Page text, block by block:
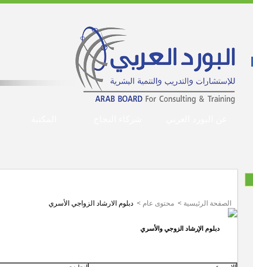
الصفحة الرئيسية > محتوى عام > دبلوم الارشاد الزواجي الأسري
دبلوم الإرشاد الزوجي والأسري